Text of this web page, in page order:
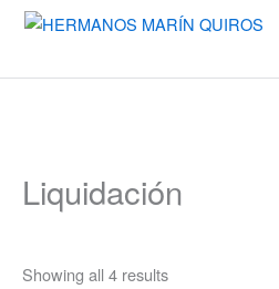
Liquidación
Showing all 4 results